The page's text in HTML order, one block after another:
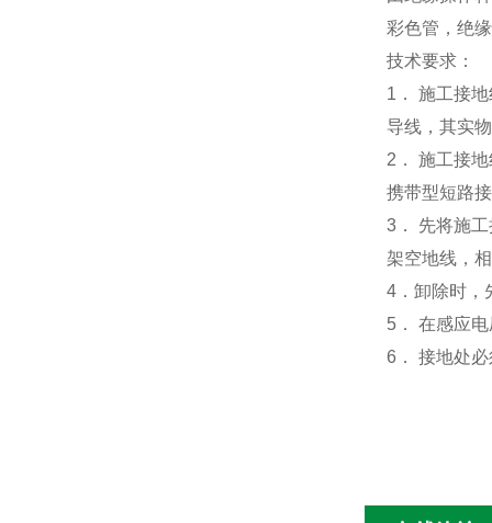
彩色管，绝
技术要求：
1． 施工接
导线，其实
2． 施工接
携带型短路
3． 先将施
架空地线，
4． 卸除时，
5． 在感应
6． 接地处